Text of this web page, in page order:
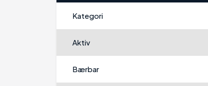
Kategori
Aktiv
Bærbar